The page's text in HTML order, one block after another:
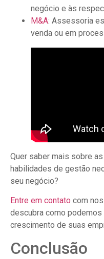
negócio e às
M&A: Assessoria
venda ou em
Quer saber mais sobre
habilidades de gestão
seu negócio?
Entre em contato com
descubra como
crescimento de suas
Conclusão